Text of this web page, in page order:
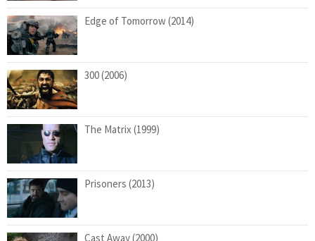
Edge of Tomorrow (2014)
300 (2006)
The Matrix (1999)
Prisoners (2013)
Cast Away (2000)